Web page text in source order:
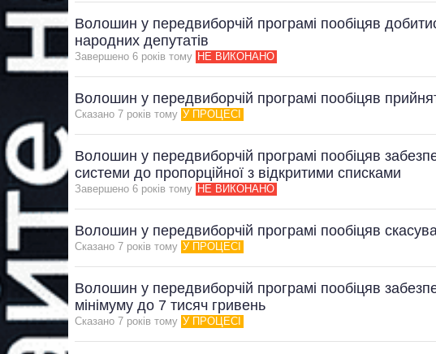
Волошин у передвиборчій програмі пообіцяв
народних депутатів
Завершено 6 рокiв тому НЕ ВИКОНАНО
Волошин у передвиборчій програмі пообіцяв
Сказано 7 рокiв тому У ПРОЦЕСІ
Волошин у передвиборчій програмі пообіцяв
системи до пропорційної з відкритими списками
Завершено 6 рокiв тому НЕ ВИКОНАНО
Волошин у передвиборчій програмі пообіцяв
Сказано 7 рокiв тому У ПРОЦЕСІ
Волошин у передвиборчій програмі пообіцяв
мінімуму до 7 тисяч гривень
Сказано 7 рокiв тому У ПРОЦЕСІ